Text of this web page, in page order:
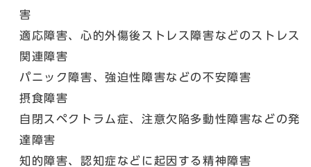
害
適応障害、心的外傷後ストレス障害などのストレス
関連障害
パニック障害、強迫性障害などの不安障害
摂食障害
自閉スペクトラム症、注意欠陥多動性障害などの発
達障害
知的障害、認知症などに起因する精神障害